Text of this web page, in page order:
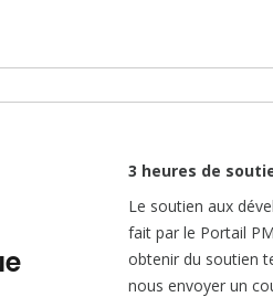
3 heures de
Le soutien aux
fait par le Portail
obtenir du soutien
nous envoyer un